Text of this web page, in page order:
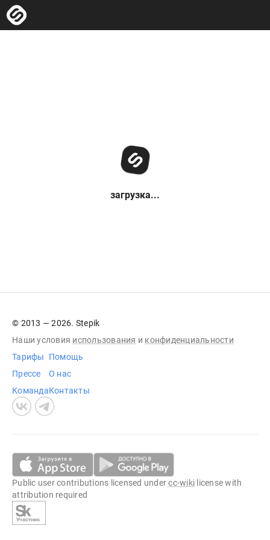
загрузка...
© 2013 — 2026. Stepik
Наши условия использования и конфиденциальности
Тарифы
Прессе
Команда
Помощь
О нас
Контакты
Public user contributions licensed undercc-wiki license with
attribution required